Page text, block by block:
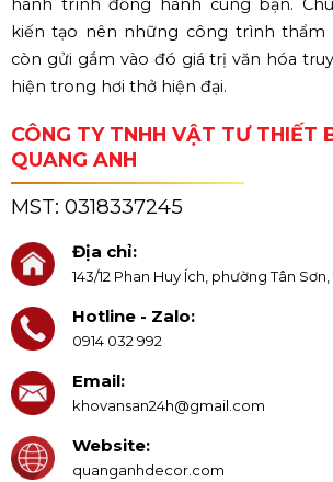
hành trình đồng hành cùng bạn.
kiến tạo nên những công trình thẩm
còn gửi gắm vào đó giá trị văn hóa
hiện trong hơi thở hiện đại.
CÔNG TY TNHH VẬT TƯ THIẾT
QUANG ANH
MST: 0318337245
Địa chỉ:
143/12 Phan Huy Ích, phường Tân
Hotline - Zalo:
0914 032 992
Email:
khovansan24h@gmail.com
Website:
quanganhdecor.com